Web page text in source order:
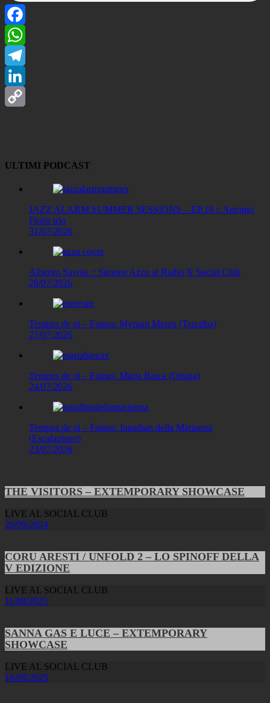
Facebook
WhatsApp
Telegram
LinkedIn
ULTIMI PODCAST
JAZZ ALARM SUMMER SESSIONS – EP.19 :: Antonio
Floris trio
31/07/2026
Albergo Savoia :: Simone Azzu al Radio X Social Club
28/07/2026
Tempus de oi – Fainas: Myriam Mereu (Terralba)
27/07/2026
Tempus de oi – Fainas: Maria Barca (Ottana)
24/07/2026
Tempus de oi – Fainas: Jonathan della Marianna
(Escalaplano)
23/07/2026
THE VISITORS – EXTEMPORARY SHOWCASE
LIVE AL SOCIAL CLUB
20/09/2024
CORU ARESTI / UNFOLD 2 – LO SPINOFF DELLA
V EDIZIONE
LIVE AL SOCIAL CLUB
11/08/2025
SANNA GAS E LUCE – EXTEMPORARY
SHOWCASE
LIVE AL SOCIAL CLUB
16/09/2025